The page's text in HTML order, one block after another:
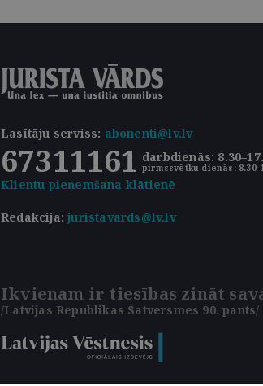
Lasītāju serviss: abonenti@lv.lv
67311161 darbdienās:
pirmssvētku dienās:
Klientu pieņemšana klātienē
Redakcija:juristavards@lv.lv
Ikvienam ir tiesības zināt
/Latvijas Republikas Satversmes 90. pants/